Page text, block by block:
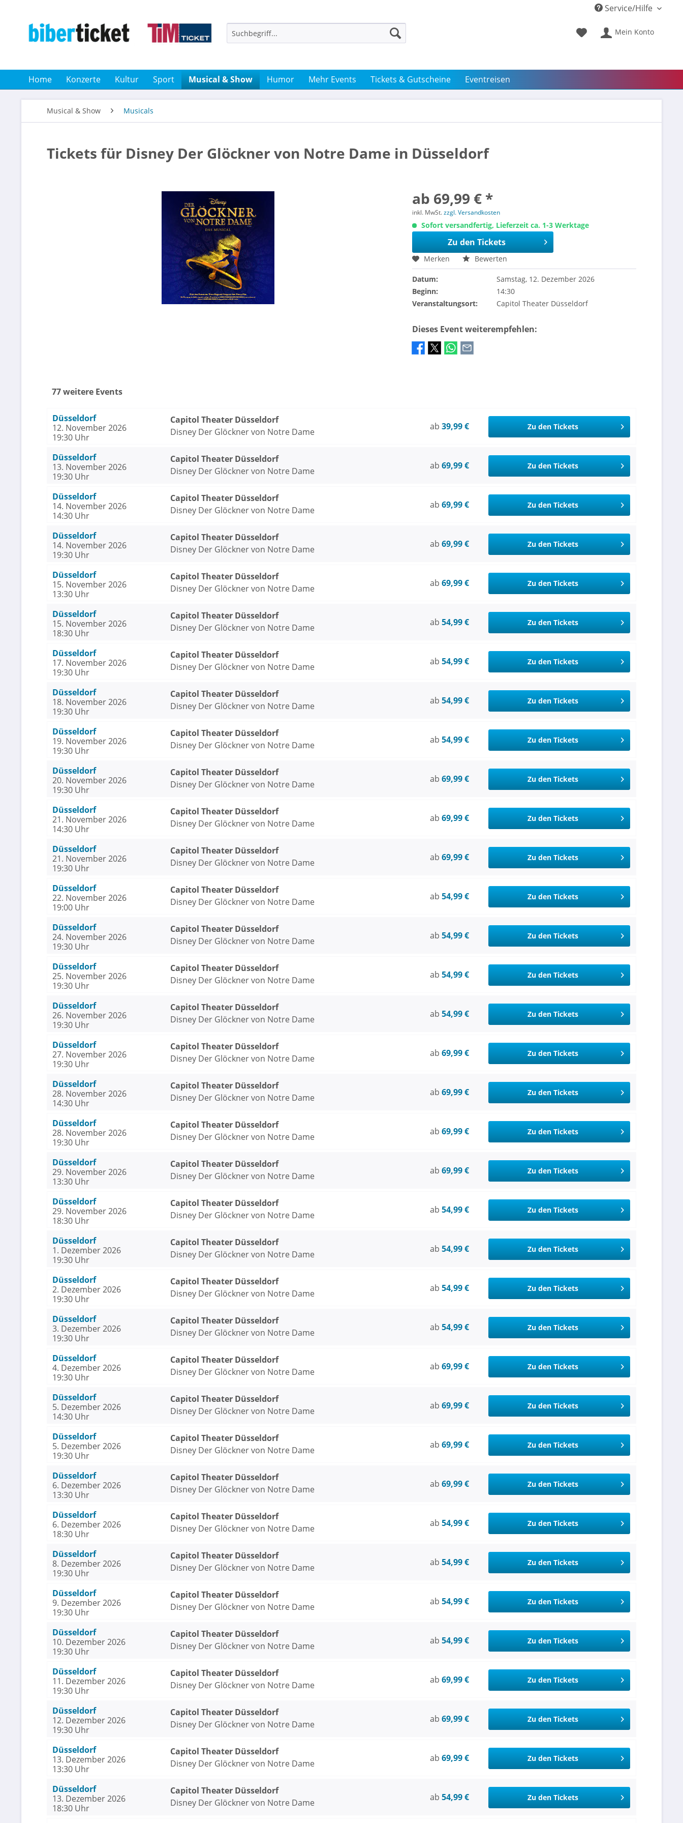
Service/Hilfe
Mein Konto
Home Konzerte Kultur Sport Musical & Show Humor Mehr Events Tickets & Gutscheine Eventreisen
Musical & Show Musicals
Tickets für Disney Der Glöckner von Notre Dame in Düsseldorf
ab 69,99 € *
inkl. MwSt.zzgl. Versandkosten
Sofort versandfertig, Lieferzeit ca. 1-3 Werktage
Zu den Tickets
Merken Bewerten
Datum:
Samstag, 12. Dezember 2026
Beginn:
14:30
Veranstaltungsort:
Capitol Theater Düsseldorf
Dieses Event weiterempfehlen:
77 weitere Events
Düsseldorf
12. November 2026
19:30 Uhr
Capitol Theater Düsseldorf
Disney Der Glöckner von Notre Dame
ab 39,99 € Zu den Tickets
Düsseldorf
13. November 2026
19:30 Uhr
Capitol Theater Düsseldorf
Disney Der Glöckner von Notre Dame
ab 69,99 € Zu den Tickets
Düsseldorf
14. November 2026
14:30 Uhr
Capitol Theater Düsseldorf
Disney Der Glöckner von Notre Dame
ab 69,99 € Zu den Tickets
Düsseldorf
14. November 2026
19:30 Uhr
Capitol Theater Düsseldorf
Disney Der Glöckner von Notre Dame
ab 69,99 € Zu den Tickets
Düsseldorf
15. November 2026
13:30 Uhr
Capitol Theater Düsseldorf
Disney Der Glöckner von Notre Dame
ab 69,99 € Zu den Tickets
Düsseldorf
15. November 2026
18:30 Uhr
Capitol Theater Düsseldorf
Disney Der Glöckner von Notre Dame
ab 54,99 € Zu den Tickets
Düsseldorf
17. November 2026
19:30 Uhr
Capitol Theater Düsseldorf
Disney Der Glöckner von Notre Dame
ab 54,99 € Zu den Tickets
Düsseldorf
18. November 2026
19:30 Uhr
Capitol Theater Düsseldorf
Disney Der Glöckner von Notre Dame
ab 54,99 € Zu den Tickets
Düsseldorf
19. November 2026
19:30 Uhr
Capitol Theater Düsseldorf
Disney Der Glöckner von Notre Dame
ab 54,99 € Zu den Tickets
Düsseldorf
20. November 2026
19:30 Uhr
Capitol Theater Düsseldorf
Disney Der Glöckner von Notre Dame
ab 69,99 € Zu den Tickets
Düsseldorf
21. November 2026
14:30 Uhr
Capitol Theater Düsseldorf
Disney Der Glöckner von Notre Dame
ab 69,99 € Zu den Tickets
Düsseldorf
21. November 2026
19:30 Uhr
Capitol Theater Düsseldorf
Disney Der Glöckner von Notre Dame
ab 69,99 € Zu den Tickets
Düsseldorf
22. November 2026
19:00 Uhr
Capitol Theater Düsseldorf
Disney Der Glöckner von Notre Dame
ab 54,99 € Zu den Tickets
Düsseldorf
24. November 2026
19:30 Uhr
Capitol Theater Düsseldorf
Disney Der Glöckner von Notre Dame
ab 54,99 € Zu den Tickets
Düsseldorf
25. November 2026
19:30 Uhr
Capitol Theater Düsseldorf
Disney Der Glöckner von Notre Dame
ab 54,99 € Zu den Tickets
Düsseldorf
26. November 2026
19:30 Uhr
Capitol Theater Düsseldorf
Disney Der Glöckner von Notre Dame
ab 54,99 € Zu den Tickets
Düsseldorf
27. November 2026
19:30 Uhr
Capitol Theater Düsseldorf
Disney Der Glöckner von Notre Dame
ab 69,99 € Zu den Tickets
Düsseldorf
28. November 2026
14:30 Uhr
Capitol Theater Düsseldorf
Disney Der Glöckner von Notre Dame
ab 69,99 € Zu den Tickets
Düsseldorf
28. November 2026
19:30 Uhr
Capitol Theater Düsseldorf
Disney Der Glöckner von Notre Dame
ab 69,99 € Zu den Tickets
Düsseldorf
29. November 2026
13:30 Uhr
Capitol Theater Düsseldorf
Disney Der Glöckner von Notre Dame
ab 69,99 € Zu den Tickets
Düsseldorf
29. November 2026
18:30 Uhr
Capitol Theater Düsseldorf
Disney Der Glöckner von Notre Dame
ab 54,99 € Zu den Tickets
Düsseldorf
1. Dezember 2026
19:30 Uhr
Capitol Theater Düsseldorf
Disney Der Glöckner von Notre Dame
ab 54,99 € Zu den Tickets
Düsseldorf
2. Dezember 2026
19:30 Uhr
Capitol Theater Düsseldorf
Disney Der Glöckner von Notre Dame
ab 54,99 € Zu den Tickets
Düsseldorf
3. Dezember 2026
19:30 Uhr
Capitol Theater Düsseldorf
Disney Der Glöckner von Notre Dame
ab 54,99 € Zu den Tickets
Düsseldorf
4. Dezember 2026
19:30 Uhr
Capitol Theater Düsseldorf
Disney Der Glöckner von Notre Dame
ab 69,99 € Zu den Tickets
Düsseldorf
5. Dezember 2026
14:30 Uhr
Capitol Theater Düsseldorf
Disney Der Glöckner von Notre Dame
ab 69,99 € Zu den Tickets
Düsseldorf
5. Dezember 2026
19:30 Uhr
Capitol Theater Düsseldorf
Disney Der Glöckner von Notre Dame
ab 69,99 € Zu den Tickets
Düsseldorf
6. Dezember 2026
13:30 Uhr
Capitol Theater Düsseldorf
Disney Der Glöckner von Notre Dame
ab 69,99 € Zu den Tickets
Düsseldorf
6. Dezember 2026
18:30 Uhr
Capitol Theater Düsseldorf
Disney Der Glöckner von Notre Dame
ab 54,99 € Zu den Tickets
Düsseldorf
8. Dezember 2026
19:30 Uhr
Capitol Theater Düsseldorf
Disney Der Glöckner von Notre Dame
ab 54,99 € Zu den Tickets
Düsseldorf
9. Dezember 2026
19:30 Uhr
Capitol Theater Düsseldorf
Disney Der Glöckner von Notre Dame
ab 54,99 € Zu den Tickets
Düsseldorf
10. Dezember 2026
19:30 Uhr
Capitol Theater Düsseldorf
Disney Der Glöckner von Notre Dame
ab 54,99 € Zu den Tickets
Düsseldorf
11. Dezember 2026
19:30 Uhr
Capitol Theater Düsseldorf
Disney Der Glöckner von Notre Dame
ab 69,99 € Zu den Tickets
Düsseldorf
12. Dezember 2026
19:30 Uhr
Capitol Theater Düsseldorf
Disney Der Glöckner von Notre Dame
ab 69,99 € Zu den Tickets
Düsseldorf
13. Dezember 2026
13:30 Uhr
Capitol Theater Düsseldorf
Disney Der Glöckner von Notre Dame
ab 69,99 € Zu den Tickets
Düsseldorf
13. Dezember 2026
18:30 Uhr
Capitol Theater Düsseldorf
Disney Der Glöckner von Notre Dame
ab 54,99 € Zu den Tickets